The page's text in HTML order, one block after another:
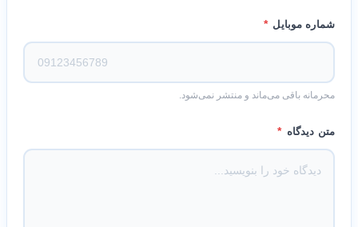
شماره موبایل *
محرمانه باقی می‌ماند و منتشر نمی‌شود.
متن دیدگاه *